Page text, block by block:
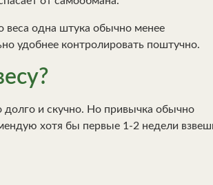
веса одна штука обычно менее
удобнее контролировать поштучно.
и скучно. Но привычка обычно
хотя бы первые 1-2 недели